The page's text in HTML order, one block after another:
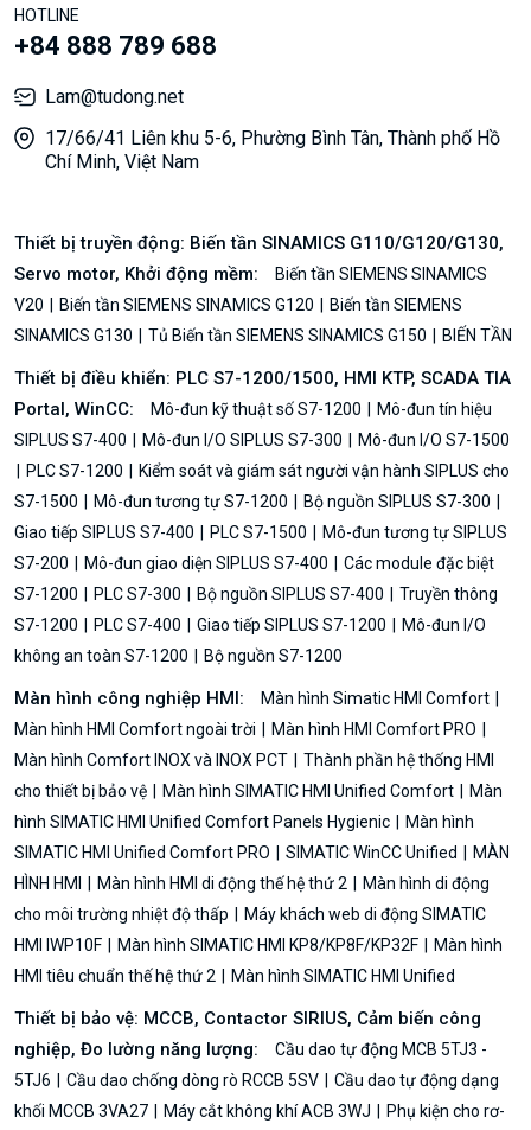
HOTLINE
+84 888 789 688
Lam@tudong.net
17/66/41 Liên khu 5-6, Phường Bình Tân, Thành phố Hồ
Chí Minh, Việt Nam
Thiết bị truyền động: Biến tần SINAMICS G110/G120/G130,
Servo motor, Khởi động mềm:
Biến tần SIEMENS SINAMICS
V20
Biến tần SIEMENS SINAMICS G120
Biến tần SIEMENS
SINAMICS G130
Tủ Biến tần SIEMENS SINAMICS G150 BIẾN TẦN
Thiết bị điều khiển: PLC S7-1200/1500, HMI KTP, SCADA TIA
Portal, WinCC:
Mô-đun kỹ thuật số S7-1200
Mô-đun tín hiệu
SIPLUS S7-400
Mô-đun I/O SIPLUS S7-300
Mô-đun I/O S7-1500
PLC S7-1200
Kiểm soát và giám sát người vận hành SIPLUS cho
S7-1500
Mô-đun tương tự S7-1200
Bộ nguồn SIPLUS S7-300
Giao tiếp SIPLUS S7-400
PLC S7-1500
Mô-đun tương tự SIPLUS
S7-200
Mô-đun giao diện SIPLUS S7-400
Các module đặc biệt
S7-1200
PLC S7-300 Bộ nguồn SIPLUS S7-400
Truyền thông
S7-1200
PLC S7-400 Giao tiếp SIPLUS S7-1200
Mô-đun I/O
không an toàn S7-1200
Bộ nguồn S7-1200
Màn hình công nghiệp HMI:
Màn hình Simatic HMI Comfort
Màn hình HMI Comfort ngoài trời
Màn hình HMI Comfort PRO
Màn hình Comfort INOX và INOX PCT
Thành phần hệ thống HMI
cho thiết bị bảo vệ
Màn hình SIMATIC HMI Unified Comfort
Màn
hình SIMATIC HMI Unified Comfort Panels Hygienic
Màn hình
SIMATIC HMI Unified Comfort PRO
SIMATIC WinCC Unified
MÀN
HÌNH HMI
Màn hình HMI di động thế hệ thứ 2
Màn hình di động
cho môi trường nhiệt độ thấp
Máy khách web di động SIMATIC
HMI IWP10F
Màn hình SIMATIC HMI KP8/KP8F/KP32F
Màn hình
HMI tiêu chuẩn thế hệ thứ 2
Màn hình SIMATIC HMI Unified
Thiết bị bảo vệ: MCCB, Contactor SIRIUS, Cảm biến công
nghiệp, Đo lường năng lượng:
Cầu dao tự động MCB 5TJ3 -
5TJ6
Cầu dao chống dòng rò RCCB 5SV
Cầu dao tự động dạng
khối MCCB 3VA27
Máy cắt không khí ACB 3WJ
Phụ kiện cho rơ-